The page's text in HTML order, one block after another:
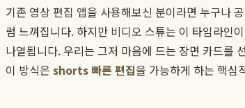
기존 영상 편집 앱을 사용해보신 분이라면 누구나
럼 느껴집니다. 하지만 비디오 스튜는 이 타임라인
나열됩니다. 우리는 그저 마음에 드는 장면 카드를
이 방식은 shorts 빠른 편집을 가능하게 하는 핵심